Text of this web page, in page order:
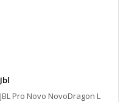
Jbl
JBL Pro Novo NovoDragon L